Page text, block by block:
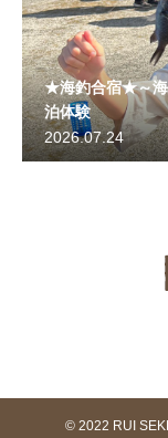
★海釣合宿★～海
泊体験
2026.07.24
© 2022 RUI